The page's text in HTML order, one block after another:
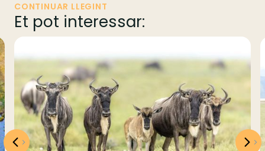
CONTINUAR LLEGINT
Et pot interessar: